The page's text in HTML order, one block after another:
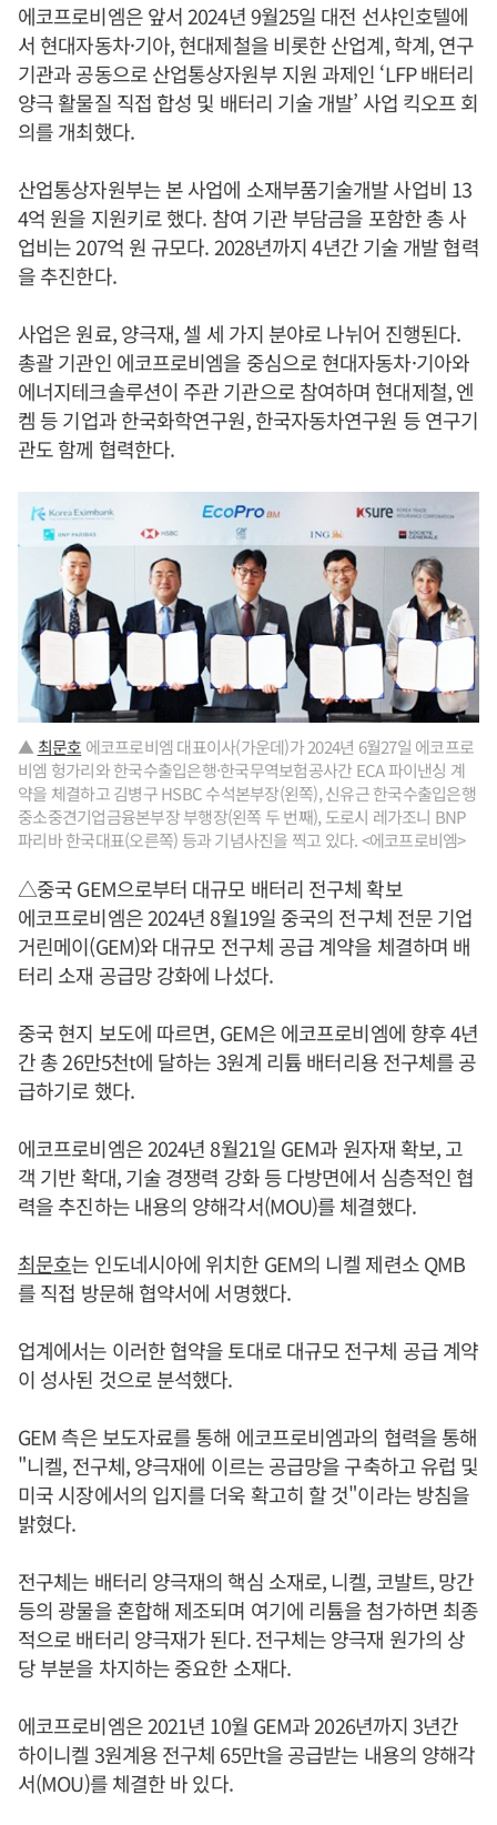
에코프로비엠은 앞서 2024년 9월25일 대전 선샤인호텔에
서 현대자동차·기아, 현대제철을 비롯한 산업계, 학계, 연구
기관과 공동으로 산업통상자원부 지원 과제인 ‘LFP 배터리
양극 활물질 직접 합성 및 배터리 기술 개발’ 사업 킥오프 회
의를 개최했다.
산업통상자원부는 본 사업에 소재부품기술개발 사업비 13
4억 원을 지원키로 했다. 참여 기관 부담금을 포함한 총 사
업비는 207억 원 규모다. 2028년까지 4년간 기술 개발 협력
을 추진한다.
사업은 원료, 양극재, 셀 세 가지 분야로 나뉘어 진행된다.
총괄 기관인 에코프로비엠을 중심으로 현대자동차·기아와
에너지테크솔루션이 주관 기관으로 참여하며 현대제철, 엔
켐 등 기업과 한국화학연구원, 한국자동차연구원 등 연구기
관도 함께 협력한다.
▲최문호 에코프로비엠 대표이사(가운데)가 2024년 6월27일 에코프로
비엠 헝가리와 한국수출입은행·한국무역보험공사간 ECA 파이낸싱 계
약을 체결하고 김병구 HSBC 수석본부장(왼쪽), 신유근 한국수출입은행
중소중견기업금융본부장 부행장(왼쪽 두 번째), 도로시 레가조니 BNP
파리바 한국대표(오른쪽) 등과 기념사진을 찍고 있다. <에코프로비엠>
△중국 GEM으로부터 대규모 배터리 전구체 확보
에코프로비엠은 2024년 8월19일 중국의 전구체 전문 기업
거린메이(GEM)와 대규모 전구체 공급 계약을 체결하며 배
터리 소재 공급망 강화에 나섰다.
중국 현지 보도에 따르면, GEM은 에코프로비엠에 향후 4년
간 총 26만5천t에 달하는 3원계 리튬 배터리용 전구체를 공
급하기로 했다.
에코프로비엠은 2024년 8월21일 GEM과 원자재 확보, 고
객 기반 확대, 기술 경쟁력 강화 등 다방면에서 심층적인 협
력을 추진하는 내용의 양해각서(MOU)를 체결했다.
최문호는 인도네시아에 위치한 GEM의 니켈 제련소 QMB
를 직접 방문해 협약서에 서명했다.
업계에서는 이러한 협약을 토대로 대규모 전구체 공급 계약
이 성사된 것으로 분석했다.
GEM 측은 보도자료를 통해 에코프로비엠과의 협력을 통해
"니켈, 전구체, 양극재에 이르는 공급망을 구축하고 유럽 및
미국 시장에서의 입지를 더욱 확고히 할 것"이라는 방침을
밝혔다.
전구체는 배터리 양극재의 핵심 소재로, 니켈, 코발트, 망간
등의 광물을 혼합해 제조되며 여기에 리튬을 첨가하면 최종
적으로 배터리 양극재가 된다. 전구체는 양극재 원가의 상
당 부분을 차지하는 중요한 소재다.
에코프로비엠은 2021년 10월 GEM과 2026년까지 3년간
하이니켈 3원계용 전구체 65만t을 공급받는 내용의 양해각
서(MOU)를 체결한 바 있다.